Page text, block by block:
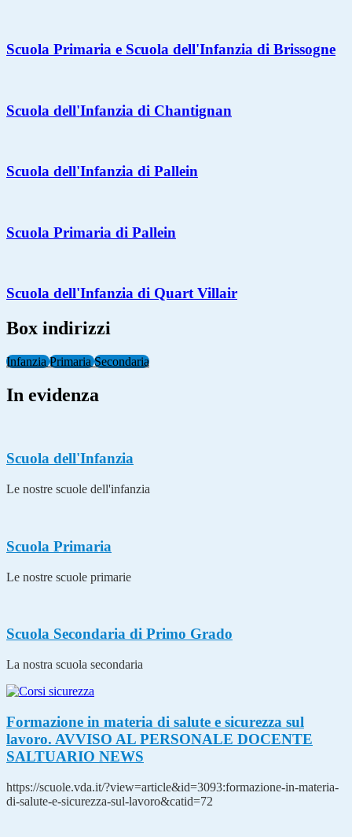
Scuola Primaria e Scuola dell'Infanzia di Brissogne
Scuola dell'Infanzia di Chantignan
Scuola dell'Infanzia di Pallein
Scuola Primaria di Pallein
Scuola dell'Infanzia di Quart Villair
Box indirizzi
InfanziaPrimariaSecondaria
In evidenza
Scuola dell'Infanzia
Le nostre scuole dell'infanzia
Scuola Primaria
Le nostre scuole primarie
Scuola Secondaria di Primo Grado
La nostra scuola secondaria
Formazione in materia di salute e sicurezza sul
lavoro. AVVISO AL PERSONALE DOCENTE
SALTUARIO NEWS
https://scuole.vda.it/?view=article&id=3093:formazione-in-materia-
di-salute-e-sicurezza-sul-lavoro&catid=72